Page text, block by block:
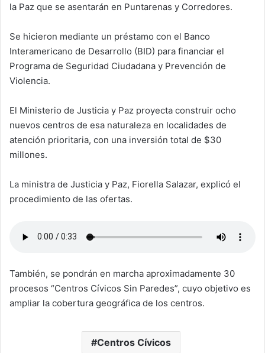
la Paz que se asentarán en Puntarenas y Corredores.
Se hicieron mediante un préstamo con el Banco
Interamericano de Desarrollo (BID) para financiar el
Programa de Seguridad Ciudadana y Prevención de
Violencia.
El Ministerio de Justicia y Paz proyecta construir ocho
nuevos centros de esa naturaleza en localidades de
atención prioritaria, con una inversión total de $30
millones.
La ministra de Justicia y Paz, Fiorella Salazar, explicó el
procedimiento de las ofertas.
También, se pondrán en marcha aproximadamente 30
procesos “Centros Cívicos Sin Paredes”, cuyo objetivo es
ampliar la cobertura geográfica de los centros.
Centros Cívicos